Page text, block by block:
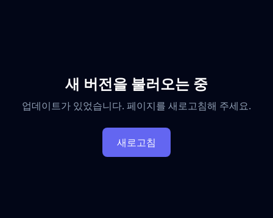
새 버전을 불러오는 중
업데이트가 있었습니다. 페이지를 새로고침해 주세요.
새로고침